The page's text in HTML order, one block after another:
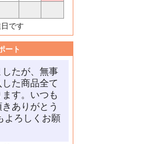
です
ート
たが、無事
た商品全て
す。いつも
ありがとう
よろしくお願